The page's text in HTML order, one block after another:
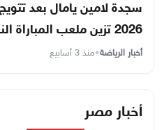
سجدة لامين يامال بعد
2026 تزين ملعب المباراة النهائية
أخبار الرياضة•منذ 3 أسابيع
أخبار مصر